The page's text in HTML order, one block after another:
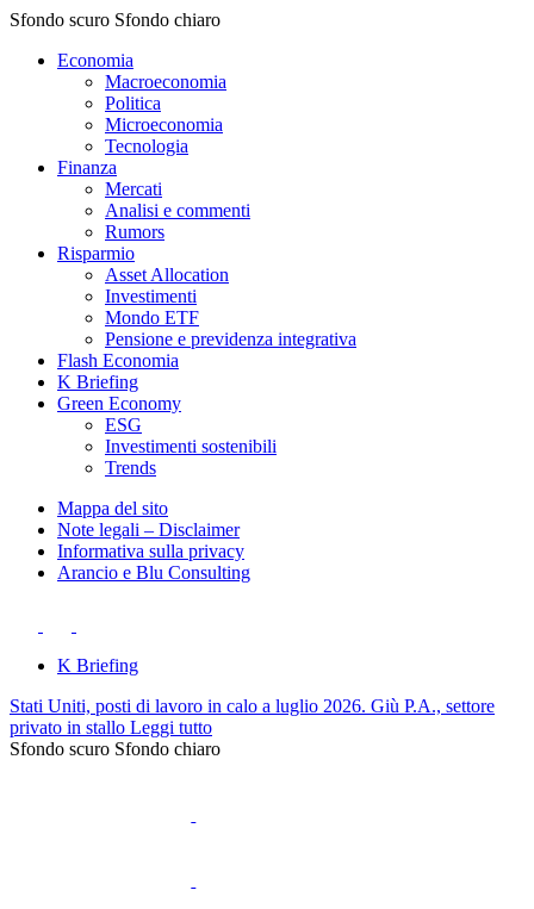
Sfondo scuro Sfondo chiaro
Economia
Macroeconomia
Politica
Microeconomia
Tecnologia
Finanza
Mercati
Analisi e commenti
Rumors
Risparmio
Asset Allocation
Investimenti
Mondo ETF
Pensione e previdenza integrativa
Flash Economia
K Briefing
Green Economy
ESG
Investimenti sostenibili
Trends
Mappa del sito
Note legali – Disclaimer
Informativa sulla privacy
Arancio e Blu Consulting
K Briefing
Stati Uniti, posti di lavoro in calo a luglio 2026. Giù P.A., settore
privato in stallo Leggi tutto
Sfondo scuro Sfondo chiaro